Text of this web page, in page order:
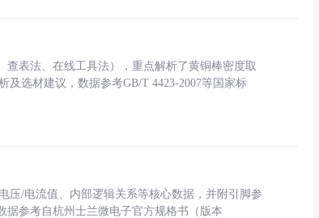
表法、在线工具法），重点解析了黄铜棒密度取
及选材建议，数据参考GB/T 4423-2007等国家标
压/电流值、内部逻辑关系等核心数据，并附引脚参
参考自杭州士兰微电子官方规格书（版本